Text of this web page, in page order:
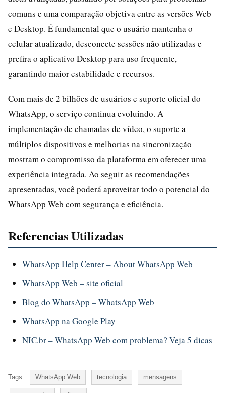
comuns e uma comparação objetiva entre as versões Web
e Desktop. É fundamental que o usuário mantenha o
celular atualizado, desconecte sessões não utilizadas e
prefira o aplicativo Desktop para uso frequente,
garantindo maior estabilidade e recursos.
Com mais de 2 bilhões de usuários e suporte oficial do
WhatsApp, o serviço continua evoluindo. A
implementação de chamadas de vídeo, o suporte a
múltiplos dispositivos e melhorias na sincronização
mostram o compromisso da plataforma em oferecer uma
experiência integrada. Ao seguir as recomendações
apresentadas, você poderá aproveitar todo o potencial do
WhatsApp Web com segurança e eficiência.
Referencias Utilizadas
WhatsApp Help Center – About WhatsApp Web
WhatsApp Web – site oficial
Blog do WhatsApp – WhatsApp Web
WhatsApp na Google Play
NIC.br – WhatsApp Web com problema? Veja 5 dicas
Tags: WhatsApp Web tecnologia mensagens